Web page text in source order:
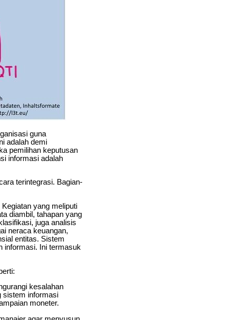
guna
adalah demi
pemilihan keputusan
informasi adalah
terintegrasi. Bagian-
yang meliputi
diambil, tahapan yang
juga analisis
neraca keuangan,
entitas. Sistem
informasi. Ini termasuk
kesalahan
sistem informasi
moneter.